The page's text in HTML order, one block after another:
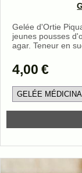
Gelée d'Ortie
jeunes pousses
agar. Teneur en
4,00 €